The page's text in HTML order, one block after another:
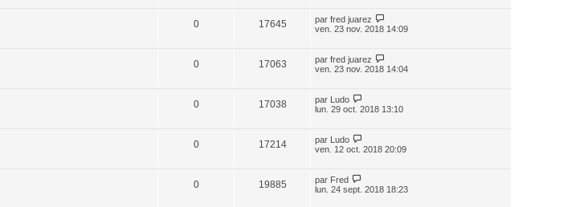
0 17645 par fred juarez
ven. 23 nov. 2018 14:09
0 17063 par fred juarez
ven. 23 nov. 2018 14:04
0 17038 par Ludo
lun. 29 oct. 2018 13:10
0 17214 par Ludo
ven. 12 oct. 2018 20:09
0 19885 par Fred
lun. 24 sept. 2018 18:23